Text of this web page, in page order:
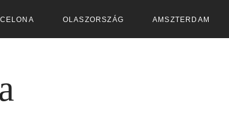
OLASZORSZÁG AMSZTERDAM